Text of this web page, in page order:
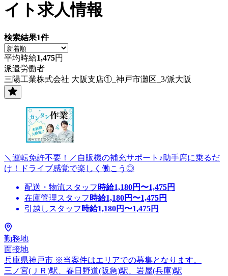
イト求人情報
検索結果1件
平均時給1,475円
派遣労働者
三陽工業株式会社 大阪支店①_神戸市灘区_3/派大阪
＼運転免許不要！／自販機の補充サポート♪助手席に乗るだ
け！ドライブ感覚で楽しく働こう◎
配送・物流スタッフ 時給1,180円〜1,475円
在庫管理スタッフ 時給1,180円〜1,475円
引越しスタッフ 時給1,180円〜1,475円
勤務地
面接地
兵庫県神戸市 ※当案件はエリアでの募集となります。
三ノ宮(ＪＲ)駅、春日野道(阪急)駅、岩屋(兵庫)駅